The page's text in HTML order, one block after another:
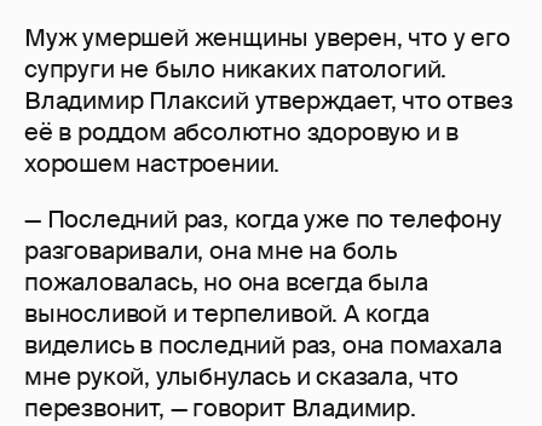
Муж умершей женщины уверен, что у его
супруги не было никаких патологий.
Владимир Плаксий утверждает, что отвез
её в роддом абсолютно здоровую и в
хорошем настроении.
— Последний раз, когда уже по телефону
разговаривали, она мне на боль
пожаловалась, но она всегда была
выносливой и терпеливой. А когда
виделись в последний раз, она помахала
мне рукой, улыбнулась и сказала, что
перезвонит, — говорит Владимир.